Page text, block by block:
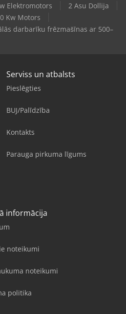
Elektromotors
2 Asu Dollija
Kw Motors
darbarīku frēzmašīnas ar 500–
Serviss un atbalsts
Pieslēgties
BUJ/Palīdzība
Kontakts
Parauga pirkuma līgums
informācija
noteikumi
noteikumi
politika